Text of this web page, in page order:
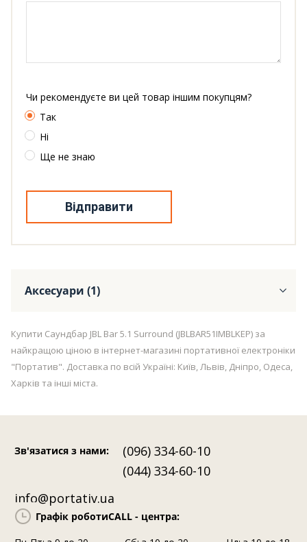
Чи рекомендуєте ви цей товар іншим покупцям?
Так
Ні
Ще не знаю
Відправити
Аксесуари (1)
Купити Саундбар JBL Bar 5.1 Surround (JBLBAR51IMBLKEP) за
найкращою ціною в інтернет-магазині портативної електроніки
"Портатив". Доставка по всій Україні: Київ, Львів, Дніпро, Одеса,
Харків та інші міста.
Зв'язатися з нами:
(096) 334-60-10
(044) 334-60-10
info@portativ.ua
Графік роботиCALL - центра: